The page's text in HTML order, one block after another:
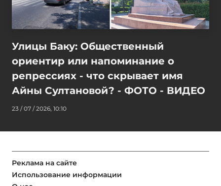
Улицы Баку: Общественный
ориентир или напоминание о
репрессиях - что скрывает имя
Айны Султановой? - ФОТО - ВИДЕО
23 / 07 / 2026, 10:10
Реклама на сайте
Использование информации